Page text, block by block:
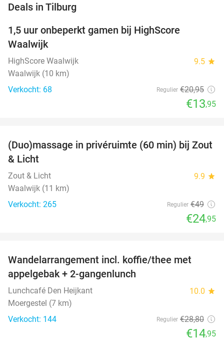
Deals in Tilburg
TODAY
1,5 uur onbeperkt gamen bij HighScore
Waalwijk
HighScore Waalwijk 9.5 star
Waalwijk (10 km)
Verkocht: 68
Regulier €20,95
€13,95
49%
(Duo)massage in privéruimte (60 min) bij Zout
& Licht
Zout & Licht 9.9 star
Waalwijk (11 km)
Verkocht: 265
Regulier €49
€24,95
Wandelarrangement incl. koffie/thee met
appelgebak + 2-gangenlunch
Lunchcafé Den Heijkant 10.0 star
Moergestel (7 km)
Verkocht: 144
Regulier €28,80
€14,95